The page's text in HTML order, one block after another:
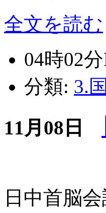
全文を読む
04時02
分類: 3.
11月08日
日中首脳